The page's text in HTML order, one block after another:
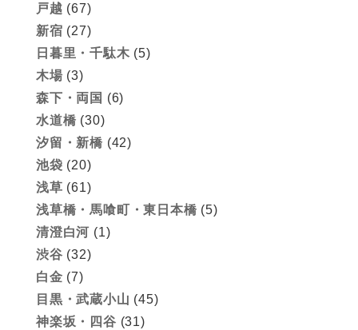
戸越 (67)
新宿 (27)
日暮里・千駄木 (5)
木場 (3)
森下・両国 (6)
水道橋 (30)
汐留・新橋 (42)
池袋 (20)
浅草 (61)
浅草橋・馬喰町・東日本橋 (5)
清澄白河 (1)
渋谷 (32)
白金 (7)
目黒・武蔵小山 (45)
神楽坂・四谷 (31)